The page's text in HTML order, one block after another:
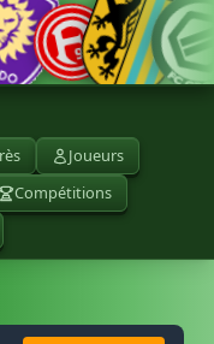
Joueurs
Compétitions